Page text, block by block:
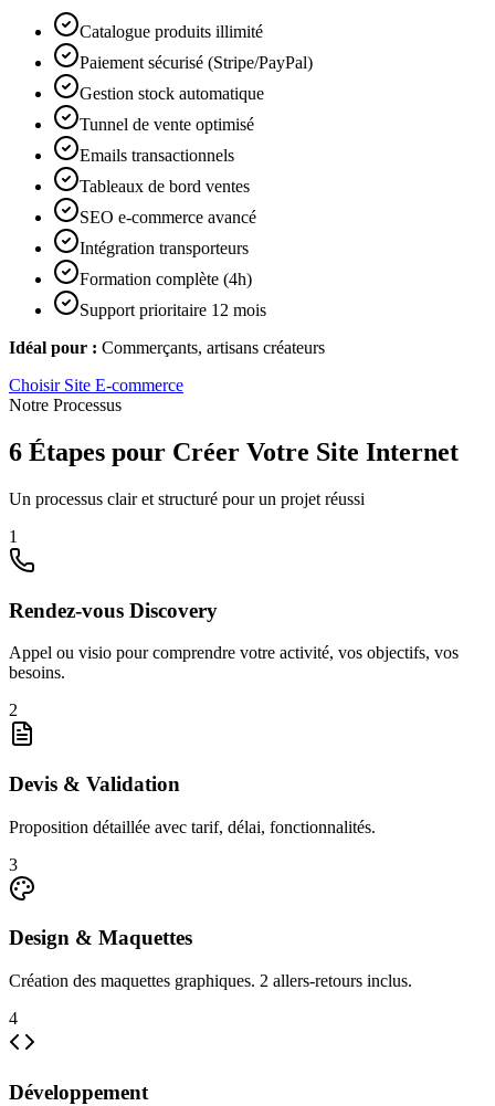
Catalogue produits illimité
Paiement sécurisé (Stripe/PayPal)
Gestion stock automatique
Tunnel de vente optimisé
Emails transactionnels
Tableaux de bord ventes
SEO e-commerce avancé
Intégration transporteurs
Formation complète (4h)
Support prioritaire 12 mois
Idéal pour : Commerçants, artisans créateurs
Choisir Site E-commerce
Notre Processus
6 Étapes pour Créer Votre Site Internet
Un processus clair et structuré pour un projet réussi
1
Rendez-vous Discovery
Appel ou visio pour comprendre votre activité, vos objectifs, vos
besoins.
2
Devis & Validation
Proposition détaillée avec tarif, délai, fonctionnalités.
3
Design & Maquettes
Création des maquettes graphiques. 2 allers-retours inclus.
4
Développement